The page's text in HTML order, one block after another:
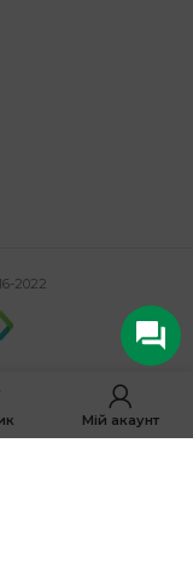
2022
Мій акаунт